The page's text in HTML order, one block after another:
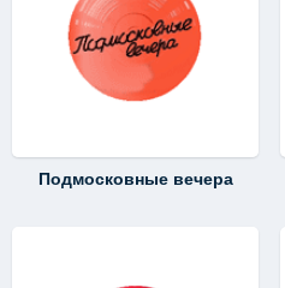
Подмосковные вечера